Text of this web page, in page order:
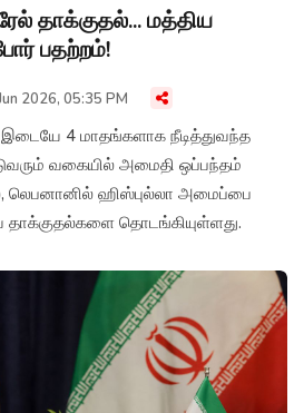
தாக்குதல்... மத்திய
பதற்றம்!
2026, 05:35 PM
4 மாதங்களாக நீடித்துவந்த
வகையில் அமைதி ஒப்பந்தம்
லெபனானில் ஹிஸ்புல்லா அமைப்பை
தாக்குதல்களை தொடங்கியுள்ளது.